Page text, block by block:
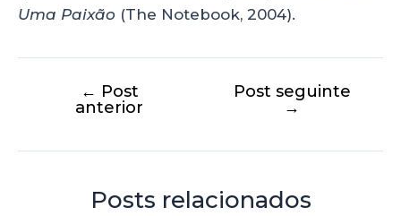
Uma Paixão (The Notebook, 2004).
← Post
anterior
Post seguinte
→
Posts relacionados